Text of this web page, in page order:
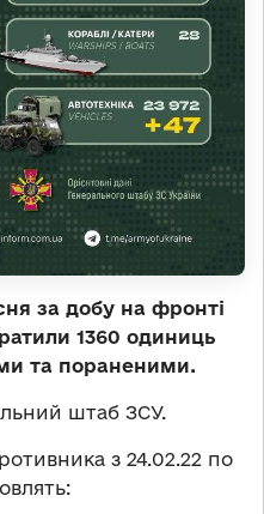
за добу на фронті
1360 одиниць
та пораненими.
штаб ЗСУ.
з 24.02.22 по